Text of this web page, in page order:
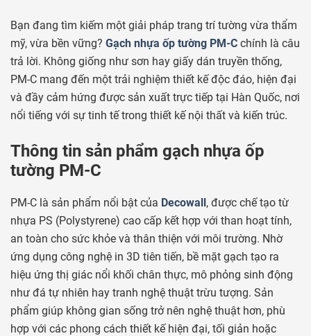
Bạn đang tìm kiếm một giải pháp trang trí tường vừa thẩm
mỹ, vừa bền vững? Gạch nhựa ốp tường PM-C chính là câu
trả lời. Không giống như sơn hay giấy dán truyền thống,
PM-C mang đến một trải nghiệm thiết kế độc đáo, hiện đại
và đầy cảm hứng được sản xuất trực tiếp tại Hàn Quốc, nơi
nổi tiếng với sự tinh tế trong thiết kế nội thất và kiến trúc.
Thông tin sản phẩm gạch nhựa ốp
tường PM-C
PM-C là sản phẩm nổi bật của Decowall, được chế tạo từ
nhựa PS (Polystyrene) cao cấp kết hợp với than hoạt tính,
an toàn cho sức khỏe và thân thiện với môi trường. Nhờ
ứng dụng công nghệ in 3D tiên tiến, bề mặt gạch tạo ra
hiệu ứng thị giác nổi khối chân thực, mô phỏng sinh động
như đá tự nhiên hay tranh nghệ thuật trừu tượng. Sản
phẩm giúp không gian sống trở nên nghệ thuật hơn, phù
hợp với các phong cách thiết kế hiện đại, tối giản hoặc